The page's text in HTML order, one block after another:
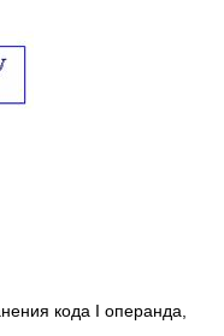
кода I операнда,